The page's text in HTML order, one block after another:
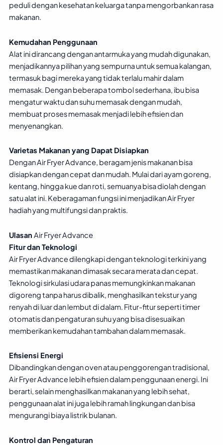
peduli dengan kesehatan keluarga tanpa mengorbankan rasa
makanan.
Kemudahan Penggunaan
Alat ini dirancang dengan antarmuka yang mudah digunakan,
menjadikannya pilihan yang sempurna untuk semua kalangan,
termasuk bagi mereka yang tidak terlalu mahir dalam
memasak. Dengan beberapa tombol sederhana, ibu bisa
mengatur waktu dan suhu memasak dengan mudah,
membuat proses memasak menjadi lebih efisien dan
menyenangkan.
Varietas Makanan yang Dapat Disiapkan
Dengan Air Fryer Advance, beragam jenis makanan bisa
disiapkan dengan cepat dan mudah. Mulai dari ayam goreng,
kentang, hingga kue dan roti, semuanya bisa diolah dengan
satu alat ini. Keberagaman fungsi ini menjadikan Air Fryer
hadiah yang multifungsi dan praktis.
Ulasan Air Fryer Advance
Fitur dan Teknologi
Air Fryer Advance dilengkapi dengan teknologi terkini yang
memastikan makanan dimasak secara merata dan cepat.
Teknologi sirkulasi udara panas memungkinkan makanan
digoreng tanpa harus dibalik, menghasilkan tekstur yang
renyah di luar dan lembut di dalam. Fitur-fitur seperti timer
otomatis dan pengaturan suhu yang bisa disesuaikan
memberikan kemudahan tambahan dalam memasak.
Efisiensi Energi
Dibandingkan dengan oven atau penggorengan tradisional,
Air Fryer Advance lebih efisien dalam penggunaan energi. Ini
berarti, selain menghasilkan makanan yang lebih sehat,
penggunaan alat ini juga lebih ramah lingkungan dan bisa
mengurangi biaya listrik bulanan.
Kontrol dan Pengaturan